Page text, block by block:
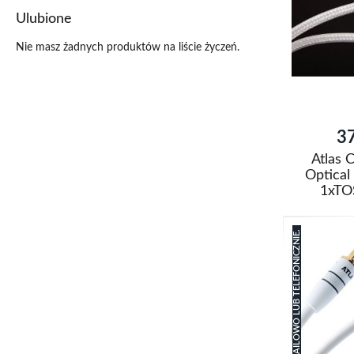
listy
życzeń
Atlas
Optical
listy
życzeń
Ulubione
Nie masz żadnych produktów na liście życzeń.